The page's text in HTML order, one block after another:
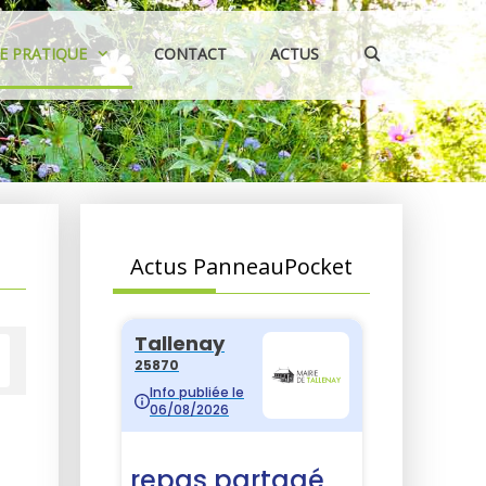
PRATIQUE CONTACT ACTUS
Actus PanneauPocket